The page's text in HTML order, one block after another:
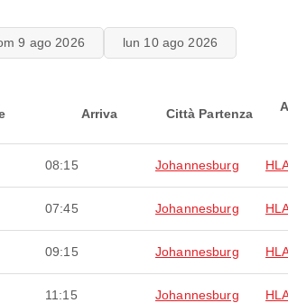
9 ago 2026 lun 10 ago 2026
Arriva Città Partenza
08:15 Johannesburg
07:45 Johannesburg
09:15 Johannesburg
11:15 Johannesburg